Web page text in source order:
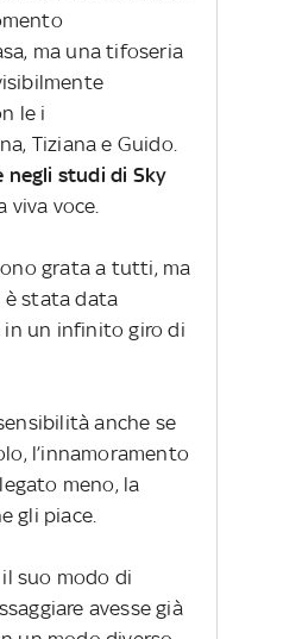
ma una tifoseria
le i
Tiziana e Guido.
negli studi di Sky
voce.
grata a tutti, ma
è stata data
in un infinito giro di
anche se
l’innamoramento
meno, la
gli piace.
suo modo di
avesse già